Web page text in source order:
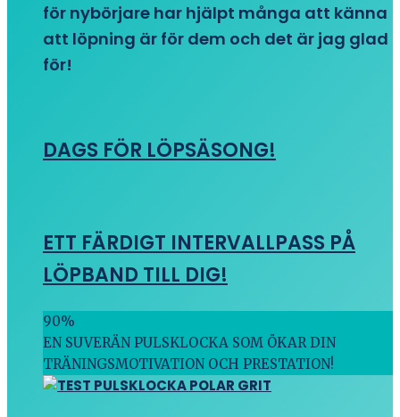
för nybörjare har hjälpt många att känna
att löpning är för dem och det är jag glad
för!
DAGS FÖR LÖPSÄSONG!
ETT FÄRDIGT INTERVALLPASS PÅ
LÖPBAND TILL DIG!
90%
EN SUVERÄN PULSKLOCKA SOM ÖKAR DIN
TRÄNINGSMOTIVATION OCH PRESTATION!